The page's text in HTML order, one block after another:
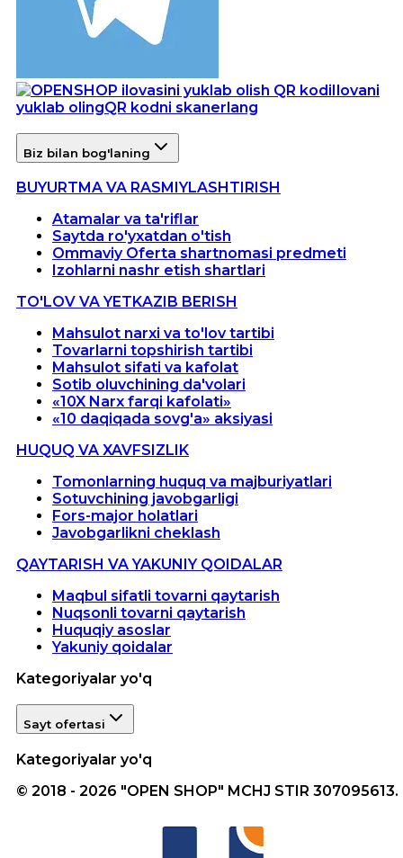
Ilovani
yuklab olingQR kodni skanerlang
Biz bilan bog'laning
BUYURTMA VA RASMIYLASHTIRISH
Atamalar va ta'riflar
Saytda ro'yxatdan o'tish
Ommaviy Oferta shartnomasi predmeti
Izohlarni nashr etish shartlari
TO'LOV VA YETKAZIB BERISH
Mahsulot narxi va to'lov tartibi
Tovarlarni topshirish tartibi
Mahsulot sifati va kafolat
Sotib oluvchining da'volari
«10X Narx farqi kafolati»
«10 daqiqada sovg'a» aksiyasi
HUQUQ VA XAVFSIZLIK
Tomonlarning huquq va majburiyatlari
Sotuvchining javobgarligi
Fors-major holatlari
Javobgarlikni cheklash
QAYTARISH VA YAKUNIY QOIDALAR
Maqbul sifatli tovarni qaytarish
Nuqsonli tovarni qaytarish
Huquqiy asoslar
Yakuniy qoidalar
Kategoriyalar yo'q
Sayt ofertasi
Kategoriyalar yo'q
© 2018 - 2026 "OPEN SHOP" MCHJ STIR 307095613.